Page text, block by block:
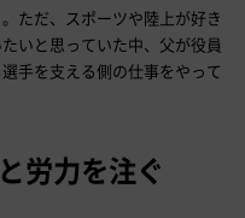
ただ、スポーツや陸上が好き
いと思っていた中、父が役員
手を支える側の仕事をやって
労力を注ぐ